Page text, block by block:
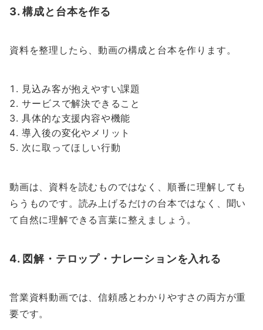
3. 構成と台本を作る
資料を整理したら、動画の構成と台本を作ります。
見込み客が抱えやすい課題
サービスで解決できること
具体的な支援内容や機能
導入後の変化やメリット
次に取ってほしい行動
動画は、資料を読むものではなく、順番に理解しても
らうものです。読み上げるだけの台本ではなく、聞い
て自然に理解できる言葉に整えましょう。
4. 図解・テロップ・ナレーションを入れる
営業資料動画では、信頼感とわかりやすさの両方が重
要です。